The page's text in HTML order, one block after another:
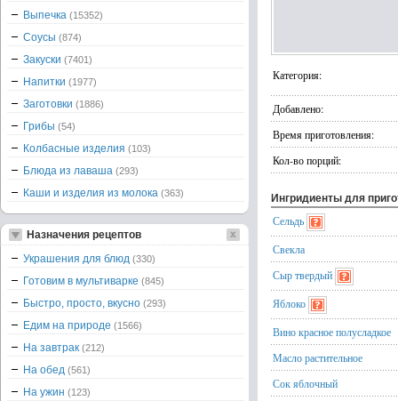
Категория:
Добавлено:
Время приготовления:
Кол-во порций:
Ингридиенты для
Сельдь
Свекла
Сыр твердый
Яблоко
Вино красное полусладкое
Масло растительное
Сок яблочный
Выпечка (15352)
Соусы (874)
Закуски (7401)
Напитки (1977)
Заготовки (1886)
Грибы (54)
Колбасные изделия (103)
Блюда из лаваша (293)
Каши и изделия из молока (363)
Назначения рецептов
Украшения для блюд (330)
Готовим в мультиварке (845)
Быстро, просто, вкусно (293)
Едим на природе (1566)
На завтрак (212)
На обед (561)
На ужин (123)